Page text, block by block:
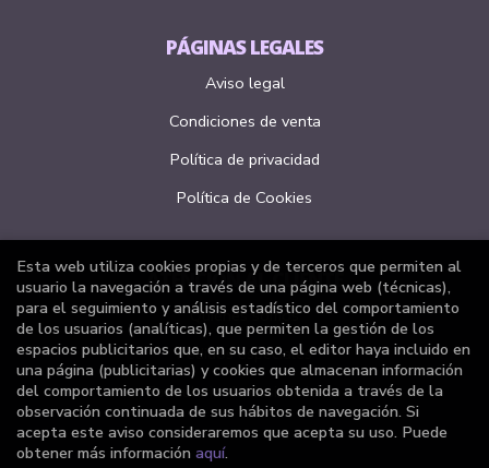
PÁGINAS LEGALES
Aviso legal
Condiciones de venta
Política de privacidad
Política de Cookies
ATENCIÓN AL CLIENTE
Quiénes somos
Pedidos especiales
Formulario de desistimiento
Esta web utiliza cookies propias y de terceros que permiten al
usuario la navegación a través de una página web (técnicas),
para el seguimiento y análisis estadístico del comportamiento
de los usuarios (analíticas), que permiten la gestión de los
espacios publicitarios que, en su caso, el editor haya incluido en
una página (publicitarias) y cookies que almacenan información
del comportamiento de los usuarios obtenida a través de la
observación continuada de sus hábitos de navegación. Si
acepta este aviso consideraremos que acepta su uso. Puede
obtener más información aquí.